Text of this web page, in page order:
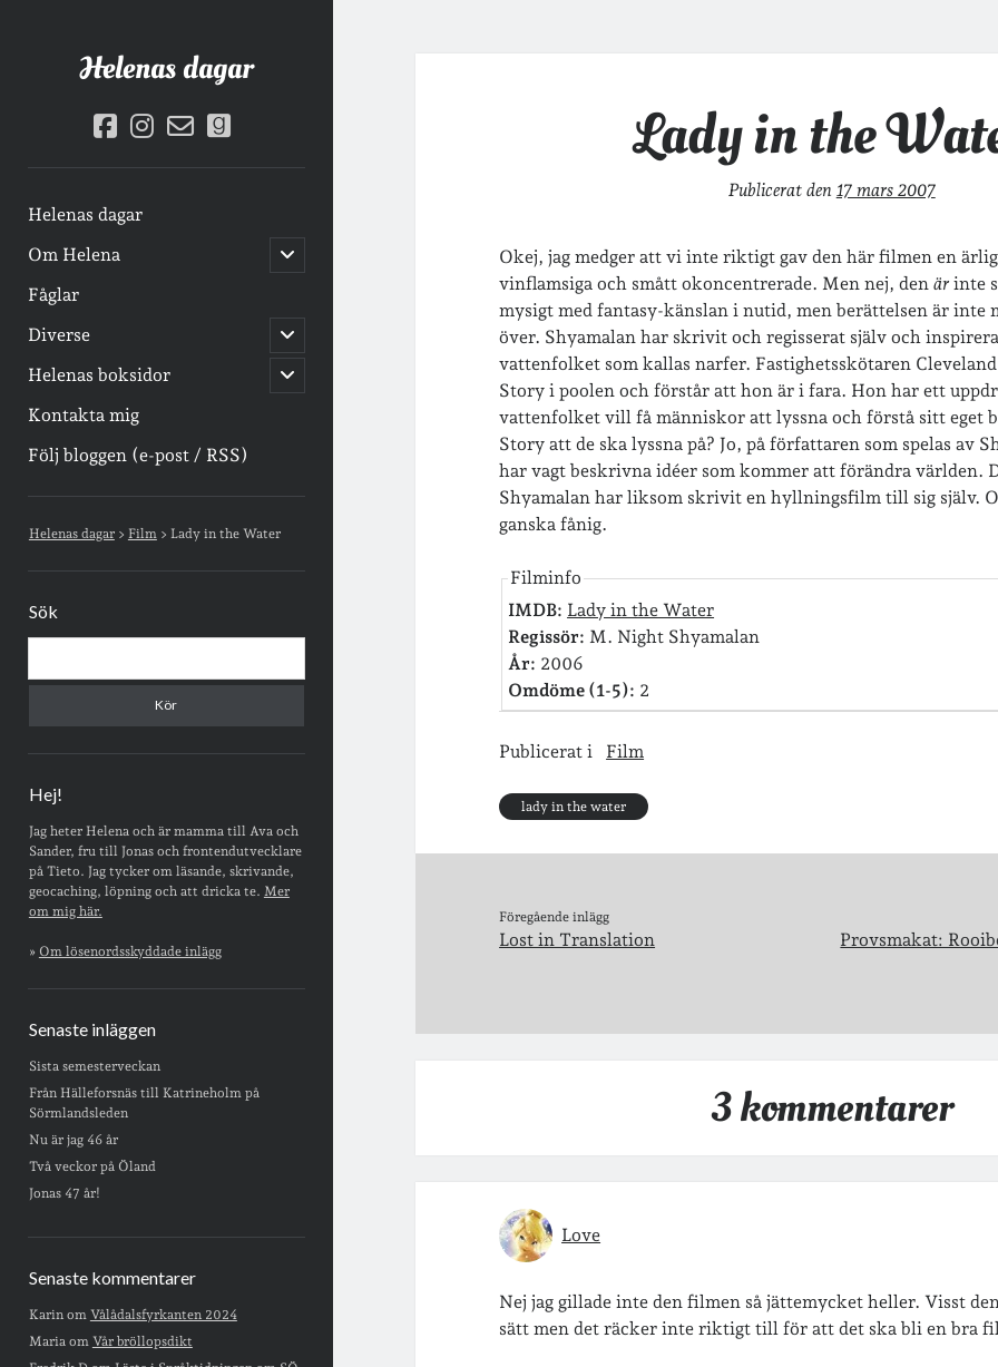
Helenas dagar
facebook
instagram
email-goodreads
Helenas dagar
Om Helena
öppna
undermeny
Fåglar
Diverse
öppna
undermeny
Helenas boksidor
öppna
undermeny
Kontakta mig
Följ bloggen (e-post / RSS)
Sidopanel
Helenas dagar> Film > Lady in the Water
Sök
Hej!
Jag heter Helena och är mamma till Ava och
Sander, fru till Jonas och frontendutvecklare
på Tieto. Jag tycker om läsande, skrivande,
geocaching, löpning och att dricka te. Mer
om mig här.
» Om lösenordsskyddade inlägg
Senaste inläggen
Sista semesterveckan
Från Hälleforsnäs till Katrineholm på
Sörmlandsleden
Nu är jag 46 år
Två veckor på Öland
Jonas 47 år!
Senaste kommentarer
Karin om Vålådalsfyrkanten 2024
Maria om Vår bröllopsdikt
Lady in the
Publicerat den 17 mars 2007
Okej, jag medger att vi inte riktigt gav den här filmen en
vinflamsiga och smått okoncentrerade. Men nej, denär inte
mysigt med fantasy-känslan i nutid, men berättelsen är inte
över. Shyamalan har skrivit och regisserat själv och
vattenfolket som kallas narfer. Fastighetsskötaren
Story i poolen och förstår att hon är i fara. Hon har ett
vattenfolket vill få människor att lyssna och förstå sitt eget
Story att de ska lyssna på? Jo, på författaren som spelas av
har vagt beskrivna idéer som kommer att förändra världen.
Shyamalan har liksom skrivit en hyllningsfilm till sig själv.
ganska fånig.
Filminfo
IMDB: Lady in the Water
Regissör: M. Night Shyamalan
År: 2006
Omdöme (1-5): 2
Publicerat i Film
lady in the water
Föregående inlägg
Lost in Translation
Provsmakat:
3 kommentarer
Love
Nej jag gillade inte den filmen så jättemycket heller. Visst
sätt men det räcker inte riktigt till för att det ska bli en bra